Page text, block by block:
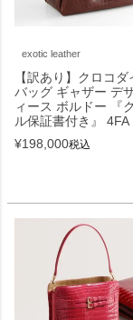
exotic leather
【訳あり】クロコ
バッグ ギャザー デ
ィース ボルドー 『
ル保証書付き』 4FA
¥198,000税込